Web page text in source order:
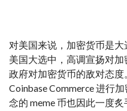
对美国来说，加密货币是
美国大选中，高调宣扬对
政府对加密货币的敌对态
Coinbase Commerce 进行
念的 meme 币也因此一度